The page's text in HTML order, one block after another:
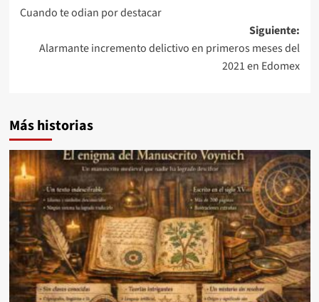
Cuando te odian por destacar
Siguiente:
Alarmante incremento delictivo en primeros meses del
2021 en Edomex
Más historias